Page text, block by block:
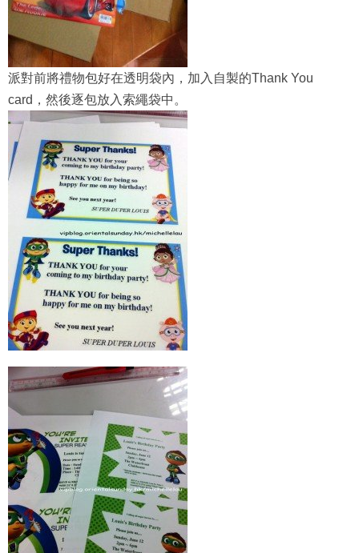
派對前將禮物包好在透明袋內，加入自製的Thank You
card，然後逐包放入索繩袋中。